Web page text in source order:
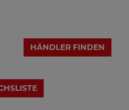
HÄNDLER FINDEN